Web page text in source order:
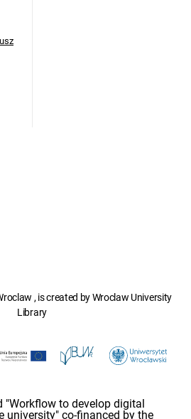
, is created by Wroclaw University
Library
"Workflow to develop digital
university" co-financed by the